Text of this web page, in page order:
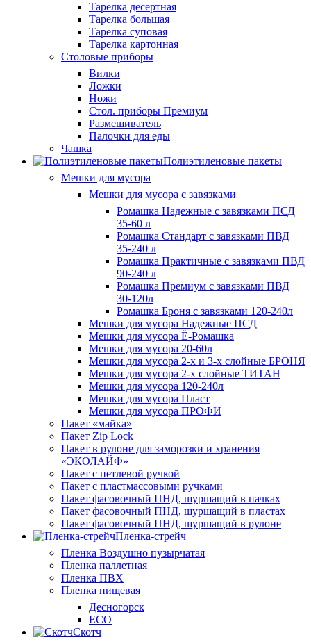
Тарелка десертная
Тарелка большая
Тарелка суповая
Тарелка картонная
Столовые приборы
Вилки
Ложки
Ножи
Стол. приборы Премиум
Размешиватель
Палочки для еды
Чашка
Полиэтиленовые пакеты
Мешки для мусора
Мешки для мусора с завязками
Ромашка Надежные с завязками ПСД
35-60 л
Ромашка Стандарт с завязками ПВД
35-240 л
Ромашка Практичные с завязками ПВД
90-240 л
Ромашка Премиум с завязками ПВД
30-120л
Ромашка Броня с завязками 120-240л
Мешки для мусора Надежные ПСД
Мешки для мусора Ё-Ромашка
Мешки для мусора 20-60л
Мешки для мусора 2-х и 3-х слойные БРОНЯ
Мешки для мусора 2-х слойные ТИТАН
Мешки для мусора 120-240л
Мешки для мусора Пласт
Мешки для мусора ПРОФИ
Пакет «майка»
Пакет Zip Lock
Пакет в рулоне для заморозки и хранения
«ЭКОЛАЙФ»
Пакет с петлевой ручкой
Пакет с пластмассовыми ручками
Пакет фасовочный ПНД, шуршащий в пачках
Пакет фасовочный ПНД, шуршащий в пластах
Пакет фасовочный ПНД, шуршащий в рулоне
Пленка-стрейч
Пленка Воздушно пузырчатая
Пленка паллетная
Пленка ПВХ
Пленка пищевая
Десногорск
ECO
Скотч